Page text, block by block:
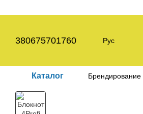
380675701760 Рус
Каталог Брендирование